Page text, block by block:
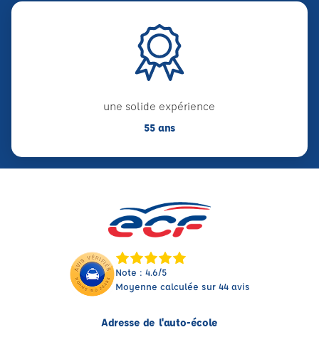
une solide expérience
55 ans
Note : 4.6/5
Moyenne calculée sur 44 avis
Adresse de l'auto-école